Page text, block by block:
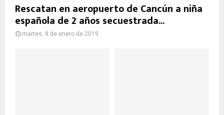
Rescatan en aeropuerto de Cancún a niña
española de 2 años secuestrada...
martes, 8 de enero de 2019